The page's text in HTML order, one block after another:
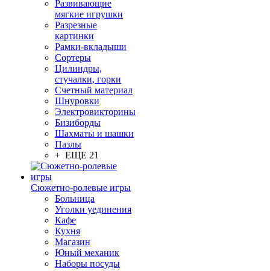
Развивающие
мягкие игрушки
Разрезные
картинки
Рамки-вкладыши
Сортеры
Цилиндры,
стучалки, горки
Счетный материал
Шнуровки
Электровикторины
Бизиборды
Шахматы и шашки
Пазлы
+ ЕЩЕ 21
Сюжетно-ролевые игры
Больница
Уголки уединения
Кафе
Кухня
Магазин
Юный механик
Наборы посуды